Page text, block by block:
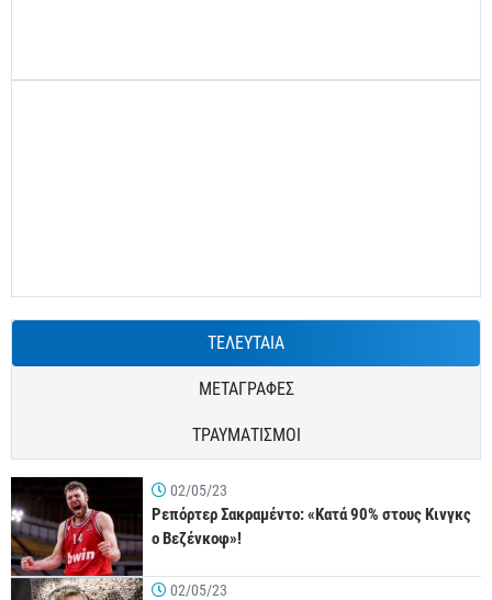
ΤΕΛΕΥΤΑΙΑ
ΜΕΤΑΓΡΑΦΕΣ
ΤΡΑΥΜΑΤΙΣΜΟΙ
02/05/23
Ρεπόρτερ Σακραμέντο: «Κατά 90% στους Κινγκς
ο Βεζένκοφ»!
02/05/23